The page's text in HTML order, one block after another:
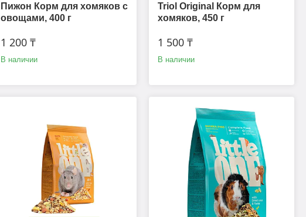
Пижон Корм для хомяков с
овощами, 400 г
1 200 ₸
В наличии
Triol Original Корм для
хомяков, 450 г
1 500 ₸
В наличии